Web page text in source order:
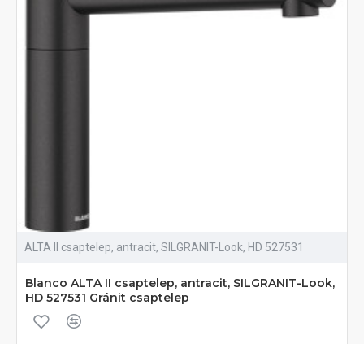
ALTA II csaptelep, antracit, SILGRANIT-Look, HD 527531
Blanco ALTA II csaptelep, antracit, SILGRANIT-Look,
HD 527531 Gránit csaptelep